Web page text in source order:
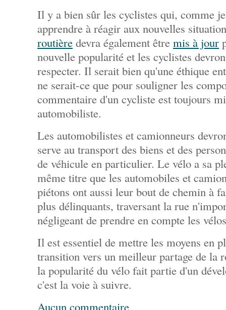
Il y a bien sûr les cyclistes qui, comme
apprendre à réagir aux nouvelles
routière devra également être mis à jour
nouvelle popularité et les cyclistes
respecter. Il serait bien qu'une éthique
ne serait-ce que pour souligner les
commentaire d'un cycliste est toujours
automobiliste.
Les automobilistes et camionneurs
serve au transport des biens et des
de véhicule en particulier. Le vélo a sa
même titre que les automobiles et
piétons ont aussi leur bout de chemin à
plus délinquants, traversant la rue
négligeant de prendre en compte les
Il est essentiel de mettre les moyens en
transition vers un meilleur partage de la
la popularité du vélo fait partie d'un
c'est la voie à suivre.
Aucun commentaire